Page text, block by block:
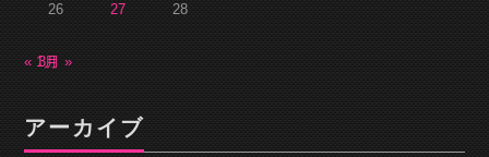
26 27 28
« 1月3月 »
アーカイブ